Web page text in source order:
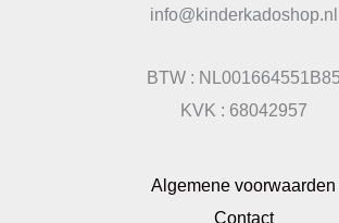
info@kinderkadoshop.nl
BTW : NL001664551B85
KVK : 68042957
Algemene voorwaarden
Contact